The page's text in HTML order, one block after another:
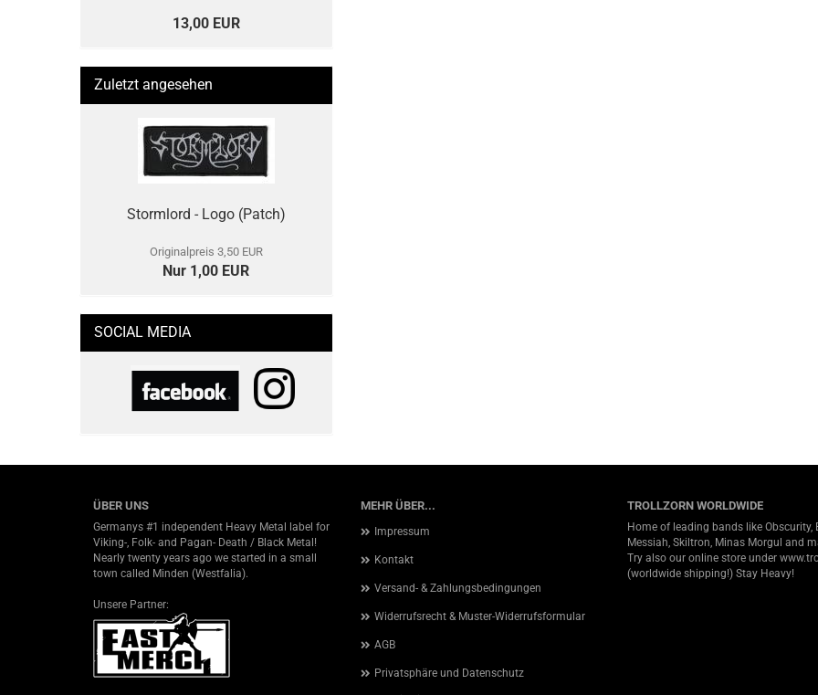
13,00 EUR
Zuletzt angesehen
Stormlord - Logo (Patch)
Originalpreis 3,50 EUR
Nur 1,00 EUR
SOCIAL MEDIA
MEHR ÜBER...
Impressum
Kontakt
Versand- & Zahlungsbedingungen
Widerrufsrecht & Muster-Widerrufsformular
AGB
Privatsphäre und Datenschutz
TROLLZORN WORLDWIDE
Home of leading bands like Obscurity,
Messiah, Skiltron, Minas Morgul and
Try also our online store under
(worldwide shipping!) Stay Heavy!
ÜBER UNS
Germanys #1 independent Heavy Metal label for
Viking-, Folk- and Pagan- Death / Black Metal!
Nearly twenty years ago we started in a small
town called Minden (Westfalia).
Unsere Partner: